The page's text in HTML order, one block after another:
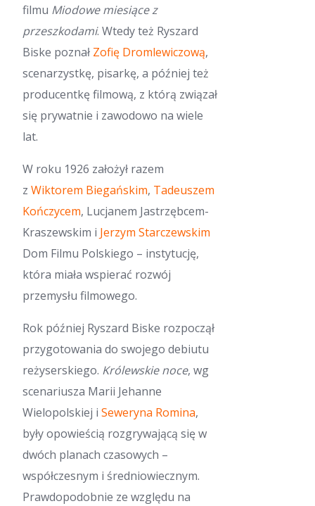
filmu Miodowe miesiące z
przeszkodami. Wtedy też Ryszard
Biske poznał Zofię Dromlewiczową,
scenarzystkę, pisarkę, a później też
producentkę filmową, z którą związał
się prywatnie i zawodowo na wiele
lat.
W roku 1926 założył razem
z Wiktorem Biegańskim, Tadeuszem
Kończycem, Lucjanem Jastrzębcem-
Kraszewskim i Jerzym Starczewskim
Dom Filmu Polskiego – instytucję,
która miała wspierać rozwój
przemysłu filmowego.
Rok później Ryszard Biske rozpoczął
przygotowania do swojego debiutu
reżyserskiego. Królewskie noce, wg
scenariusza Marii Jehanne
Wielopolskiej i Seweryna Romina,
były opowieścią rozgrywającą się w
dwóch planach czasowych –
współczesnym i średniowiecznym.
Prawdopodobnie ze względu na